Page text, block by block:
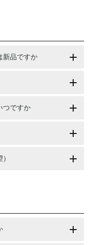
新品ですか
つですか